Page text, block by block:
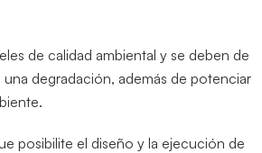
de calidad ambiental y se deben de
degradación, además de potenciar
posibilite el diseño y la ejecución de